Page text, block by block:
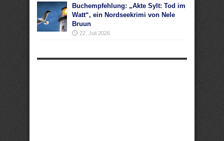
Buchempfehlung: „Akte Sylt: Tod im
Watt“, ein Nordseekrimi von Nele
Bruun
22. Juli 2026